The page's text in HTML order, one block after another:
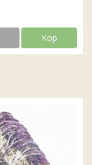
Köp